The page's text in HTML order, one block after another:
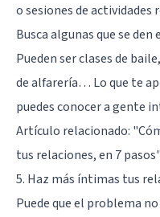
o sesiones de actividades
Busca algunas que se den
Pueden ser clases de
de alfarería… Lo que te
puedes conocer a gente
Artículo relacionado:
tus relaciones, en 7 pasos"
5. Haz más íntimas tus
Puede que el problema